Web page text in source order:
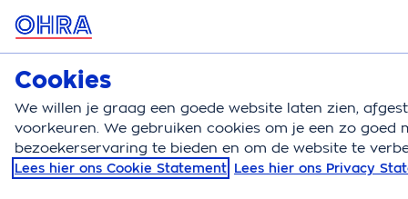
MENU
Autoverzekering
Autoverzekering Auto onderhoud Piepende
Piepende remmen
Cookies
We willen je graag een goede website laten zien,
voorkeuren. We gebruiken cookies om je een zo goed
bezoekerservaring te bieden en om de website te
Lees hier ons Cookie Statement Lees hier ons Privacy